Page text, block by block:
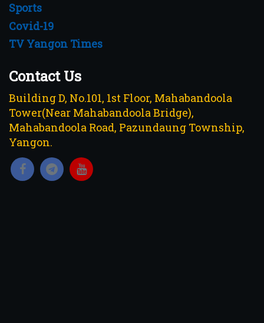
Sports
Covid-19
TV Yangon Times
Contact Us
Building D, No.101, 1st Floor, Mahabandoola
Tower(Near Mahabandoola Bridge),
Mahabandoola Road, Pazundaung Township,
Yangon.